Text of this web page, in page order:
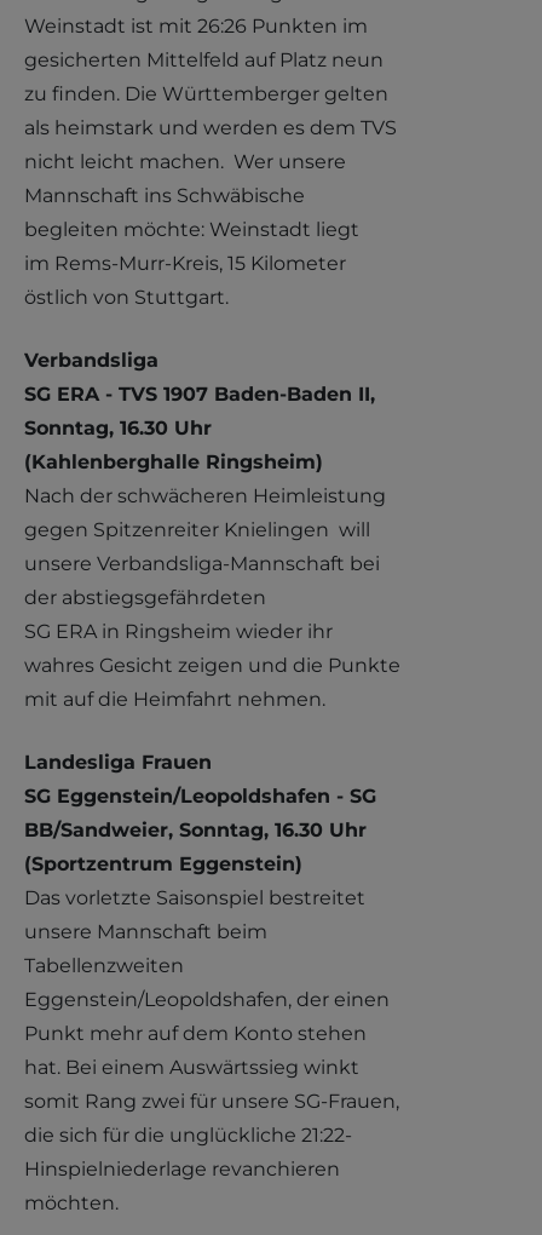
Weinstadt ist mit 26:26 Punkten im
gesicherten Mittelfeld auf Platz neun
zu finden. Die Württemberger gelten
als heimstark und werden es dem TVS
nicht leicht machen. Wer unsere
Mannschaft ins Schwäbische
begleiten möchte: Weinstadt liegt
im Rems-Murr-Kreis, 15 Kilometer
östlich von Stuttgart.
Verbandsliga
SG ERA - TVS 1907 Baden-Baden II,
Sonntag, 16.30 Uhr
(Kahlenberghalle Ringsheim)
Nach der schwächeren Heimleistung
gegen Spitzenreiter Knielingen will
unsere Verbandsliga-Mannschaft bei
der abstiegsgefährdeten
SG ERA in Ringsheim wieder ihr
wahres Gesicht zeigen und die Punkte
mit auf die Heimfahrt nehmen.
Landesliga Frauen
SG Eggenstein/Leopoldshafen - SG
BB/Sandweier, Sonntag, 16.30 Uhr
(Sportzentrum Eggenstein)
Das vorletzte Saisonspiel bestreitet
unsere Mannschaft beim
Tabellenzweiten
Eggenstein/Leopoldshafen, der einen
Punkt mehr auf dem Konto stehen
hat. Bei einem Auswärtssieg winkt
somit Rang zwei für unsere SG-Frauen,
die sich für die unglückliche 21:22-
Hinspielniederlage revanchieren
möchten.